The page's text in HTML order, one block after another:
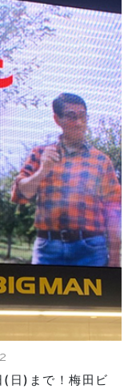
日)まで！梅田ビ